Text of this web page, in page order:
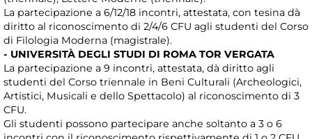
La partecipazione a 6/12/18 incontri, attestata, con tesina dà
diritto al riconoscimento di 2/4/6 CFU agli studenti del Corso
di Filologia Moderna (magistrale).
- UNIVERSITÀ DEGLI STUDI DI ROMA TOR VERGATA
La partecipazione a 9 incontri, attestata, dà diritto agli
studenti del Corso triennale in Beni Culturali (Archeologici,
Artistici, Musicali e dello Spettacolo) al riconoscimento di 3
CFU.
Gli studenti possono partecipare anche soltanto a 3 o 6